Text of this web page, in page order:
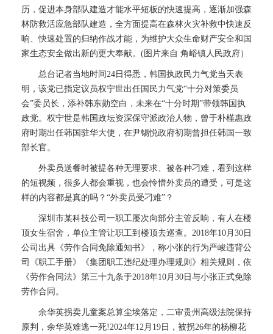
历，促进本身部队建造才能水平短板的快速提高，逐渐加强森
林防救活应急部队建造，全方面提高在森林火灾补救中快速反
响、快速处置的归纳作战才能，为维护大众生命财产安全和国
家生态安全做出新的更大奉献。(图片来自 角峪镇人民政府）
总台记者当地时间24日得悉，韩国执政民力气党当天表
明，该党已指定议员权宁世出任国民力气党“十分对策委员
会”委员长，添补韩东勋空白，未来在“十分时期”带领韩国执
政党。权宁世是韩国政坛资深保守派政治人物，曾于朴槿惠政
府时期出任韩国驻华大使，在尹锡悦政府初期曾担任韩国一致
部长官。
外卖员送餐时被提各种无理要求、被各种刁难，看到这样
的短视频，很多人都会重视，也会怜惜外卖员的遭受，可是这
样的内容都是真的吗？“外卖员受刁难”？
深圳市某科技公司一职工屡次向部分主管反响，有人在楼
顶女生宿舍，单位主管让职工到楼顶去巡查。2018年10月30日
公司出具《劳作合同免除通知书》，称小张的行为严峻违背公
司《职工手册》《集团职工违纪处理办理规则》相关规则，依
《劳作合同法》第三十九条于2018年10月30日与小张正式免除
劳作合同。
余华英拐卖儿童案总算尘埃落定，二审贵州高级法院保持
原判，余华英难逃一死!2024年12月19日，被拐26年的杨柳花